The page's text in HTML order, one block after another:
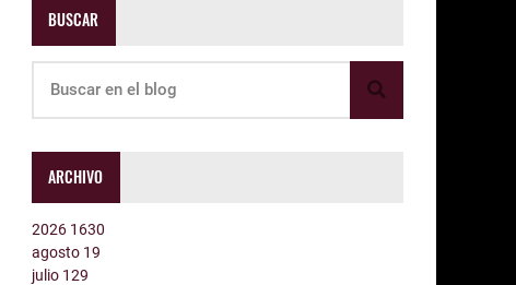
BUSCAR
ARCHIVO
2026 1630
agosto 19
julio 129